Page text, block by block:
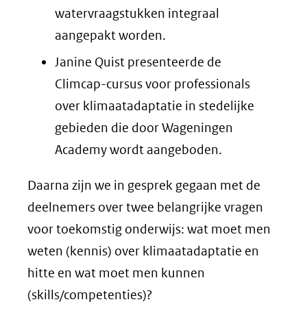
watervraagstukken integraal
aangepakt worden.
Janine Quist presenteerde de
Climcap-cursus voor professionals
over klimaatadaptatie in stedelijke
gebieden die door Wageningen
Academy wordt aangeboden.
Daarna zijn we in gesprek gegaan met de
deelnemers over twee belangrijke vragen
voor toekomstig onderwijs: wat moet men
weten (kennis) over klimaatadaptatie en
hitte en wat moet men kunnen
(skills/competenties)?